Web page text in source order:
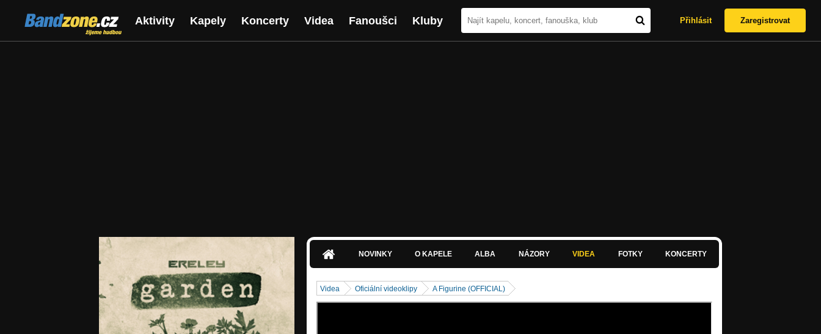
Bandzone.cz
žijeme hudbou
Aktivity Kapely Koncerty Videa Fanoušci Kluby Přihlásit Zaregistrovat
NOVINKY O KAPELE ALBA NÁZORY VIDEA FOTKY KONCERTY
Videa Oficiální videoklipy A Figurine (OFFICIAL)